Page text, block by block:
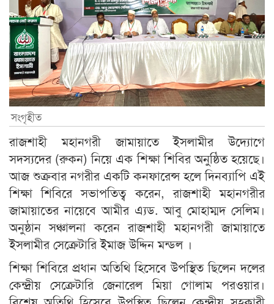
সংগৃহীত
রাজশাহী মহানগরী জামায়াতে ইসলামীর উদ্যোগে
সদস্যদের (রুকন) নিয়ে এক শিক্ষা শিবির অনুষ্ঠিত হয়েছে।
আজ শুক্রবার নগরীর একটি কনফারেন্স হলে দিনব্যাপি এই
শিক্ষা শিবিরে সভাপতিত্ব করেন, রাজশাহী মহানগরীর
জামায়াতের নায়েবে আমীর এ্যড. আবু মোহাম্মদ সেলিম।
অনুষ্ঠান সঞ্চালনা করেন রাজশাহী মহানগরী জামায়াতে
ইসলামীর সেক্রেটারি ইমাজ উদ্দিন মন্ডল ।
শিক্ষা শিবিরে প্রধান অতিথি হিসেবে উপস্থিত ছিলেন দলের
কেন্দ্রীয় সেক্রেটারি জেনারেল মিয়া গোলাম পরওয়ার।